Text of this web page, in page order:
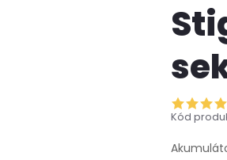
Kód